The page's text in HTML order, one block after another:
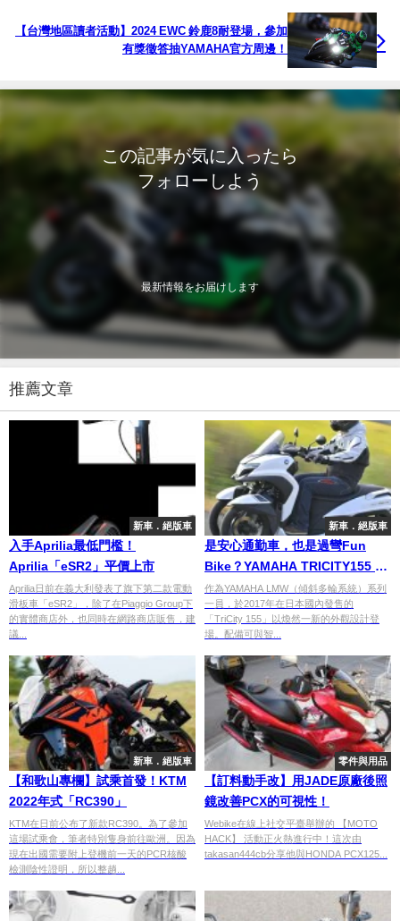
【台灣地區讀者活動】2024 EWC 鈴鹿8耐登場，參加
有獎徵答抽YAMAHA官方周邊！
この記事が気に入ったら
フォローしよう
最新情報をお届けします
推薦文章
新車．絕版車
入手Aprilia最低門檻！
Aprilia「eSR2」平價上市
Aprilia日前在義大利發表了旗下第二款電動
滑板車「eSR2」，除了在Piaggio Group下
的實體商店外，也同時在網路商店販售，建
議...
新車．絕版車
是安心通勤車，也是過彎Fun
Bike？YAMAHA TRICITY155 的
雙重魅力解析
作為YAMAHA LMW（傾斜多輪系統）系列
一員，於2017年在日本國內發售的
「TriCity 155」以煥然一新的外觀設計登
場。配備可與智...
新車．絕版車
【和歌山專欄】試乘首發！KTM
2022年式「RC390」
KTM在日前公布了新款RC390。為了參加
這場試乘會，筆者特別隻身前往歐洲。因為
現在出國需要附上登機前一天的PCR核酸
檢測陰性證明，所以整趟...
零件與用品
【訂料動手改】用JADE原廠後照
鏡改善PCX的可視性！
Webike在線上社交平臺舉辦的 【MOTO
HACK】 活動正火熱進行中！這次由
takasan444cb分享他與HONDA PCX125...